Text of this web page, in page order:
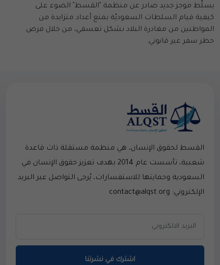
يسلّط موجز جديد صادر عن منظمة "القسط" الضوء على
كيفية قيام السلطات السعوديّة بمنع أعداد متزايدة من
المواطنين من مغادرة البلاد بشكل تعسفي، من خلال فرض
حظر سفر غير قانوني.
القسط لحقوق الإنسان، هي منظمة مستقلة ذات قاعدة
شعبية، تأسست عام 2014 بهدف تعزيز حقوق الإنسان في
السعودية وحمايتها.للاستفسارات، يُرجى التواصل عبر البريد
الإلكتروني: contact@alqst.org
اشترك في نشرتنا